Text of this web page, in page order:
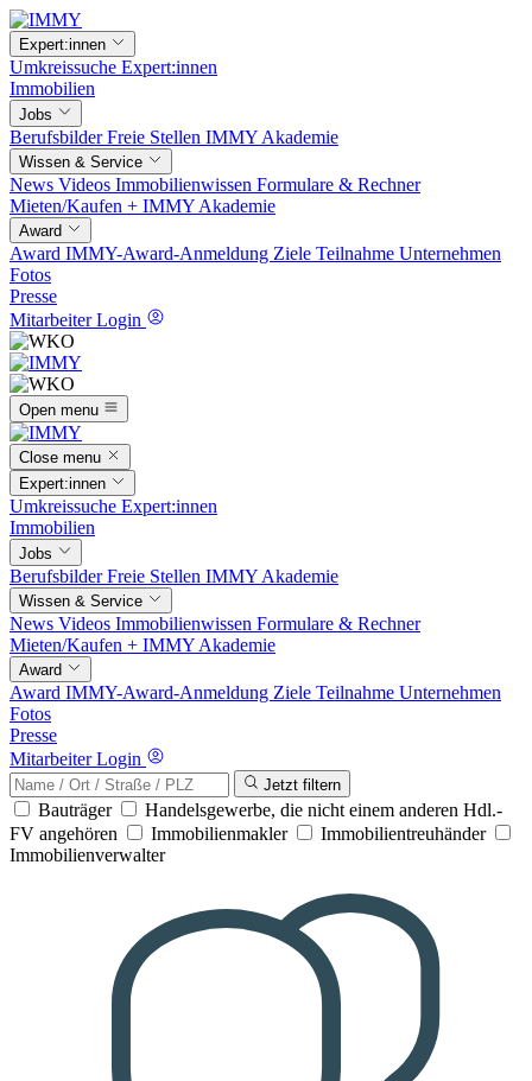
Expert:innen
Umkreissuche Expert:innen
Immobilien
Jobs
BerufsbilderFreie Stellen IMMY Akademie
Wissen & Service
News Videos Immobilienwissen Formulare & Rechner
Mieten/Kaufen + IMMY Akademie
Award
Award IMMY-Award-Anmeldung Ziele Teilnahme Unternehmen
Fotos
Presse
Mitarbeiter Login
Open menu
Close menu
Expert:innen
Umkreissuche Expert:innen
Immobilien
Jobs
BerufsbilderFreie Stellen IMMY Akademie
Wissen & Service
News Videos Immobilienwissen Formulare & Rechner
Mieten/Kaufen + IMMY Akademie
Award
Award IMMY-Award-Anmeldung Ziele Teilnahme Unternehmen
Fotos
Presse
Mitarbeiter Login
Jetzt filtern
Bauträger
Handelsgewerbe, die nicht einem anderen Hdl.-
FV angehören
Immobilienmakler
Immobilientreuhänder
Immobilienverwalter